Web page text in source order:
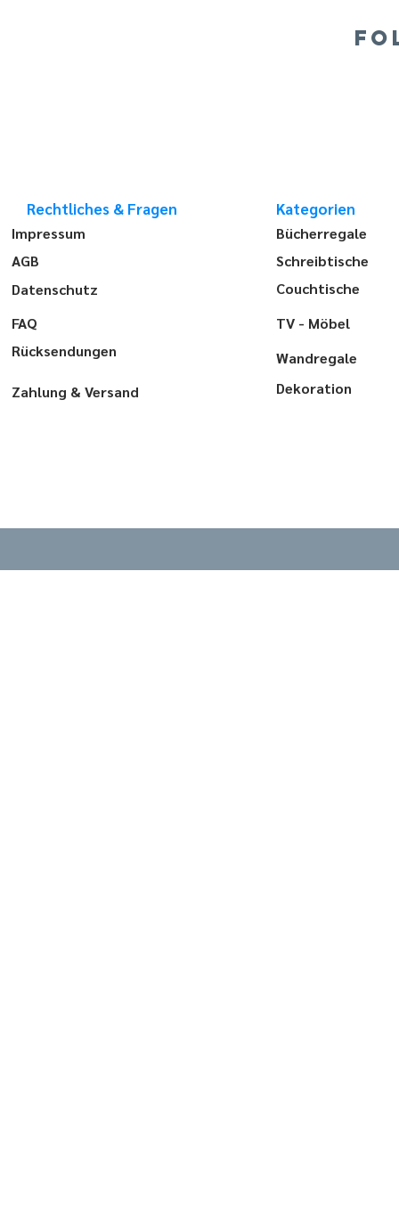
Rechtliches & Fragen
Impressum
AGB
Datenschutz
FAQ
Rücksendungen
Zahlung & Versand
Kategorien
Bücherregale
Schreibtische
Couchtische
TV - Möbel
Wandregale
Dekoration